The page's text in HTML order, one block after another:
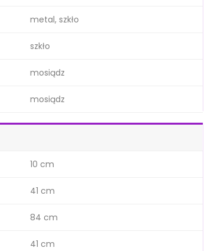
metal, szkło
szkło
mosiądz
mosiądz
10 cm
41 cm
84 cm
41 cm